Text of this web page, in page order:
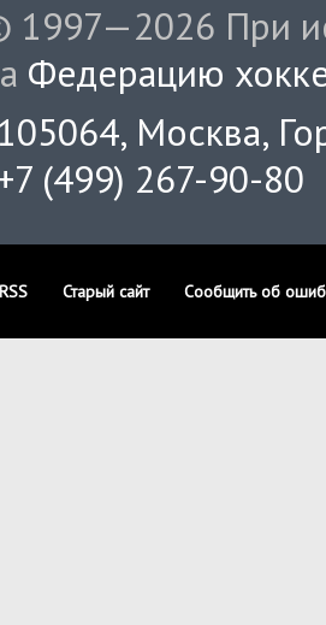
1997—2026 При
Федерацию
105064, Москва,
(499) 267-90-80
RSS Старый сайт Сообщить об